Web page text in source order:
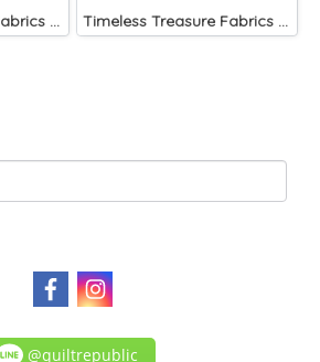
Timeless Treasure Fabrics Tonga Batiks Liberty Fireworks Stripes Timeless Treasure Fabrics Tonga Batiks Brightside Large Roses Sun
@quiltrepublic